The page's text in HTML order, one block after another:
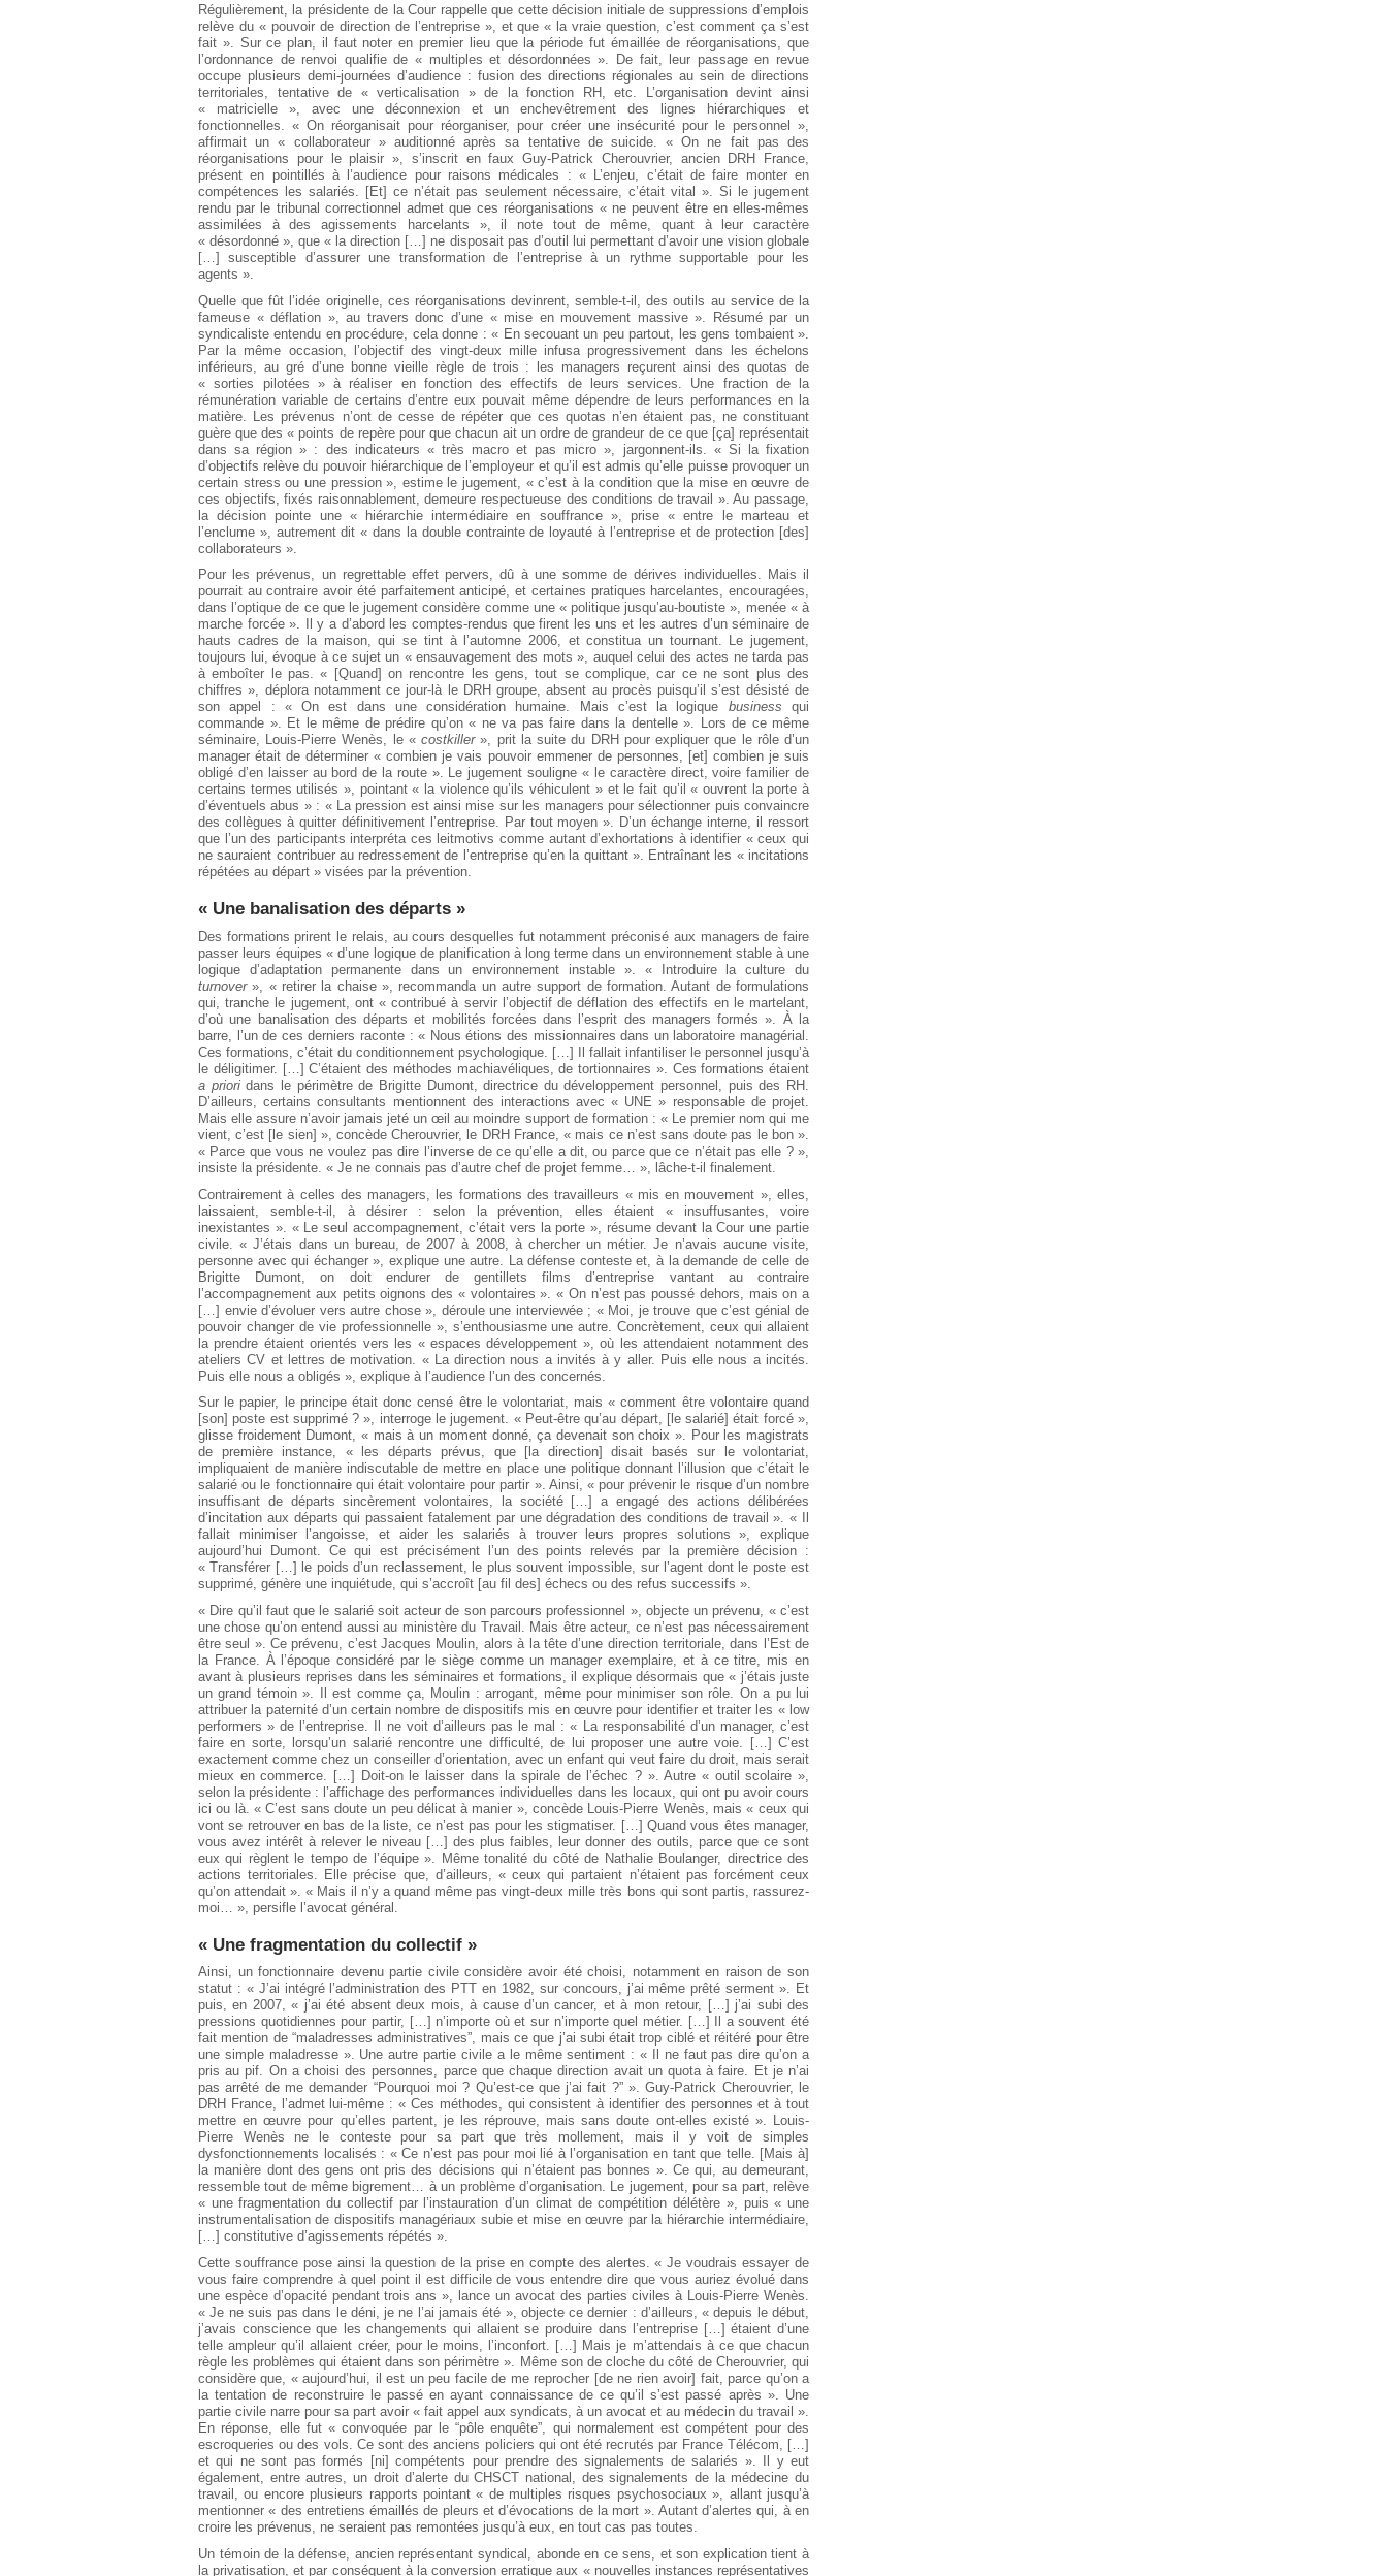
Régulièrement, la présidente de la Cour rappelle que cette décision initiale de suppressions d’emplois
relève du « pouvoir de direction de l’entreprise », et que « la vraie question, c’est comment ça s’est
fait ». Sur ce plan, il faut noter en premier lieu que la période fut émaillée de réorganisations, que
l’ordonnance de renvoi qualifie de « multiples et désordonnées ». De fait, leur passage en revue
occupe plusieurs demi-journées d’audience : fusion des directions régionales au sein de directions
territoriales, tentative de « verticalisation » de la fonction RH, etc. L’organisation devint ainsi
« matricielle », avec une déconnexion et un enchevêtrement des lignes hiérarchiques et
fonctionnelles. « On réorganisait pour réorganiser, pour créer une insécurité pour le personnel »,
affirmait un « collaborateur » auditionné après sa tentative de suicide. « On ne fait pas des
réorganisations pour le plaisir », s’inscrit en faux Guy-Patrick Cherouvrier, ancien DRH France,
présent en pointillés à l’audience pour raisons médicales : « L’enjeu, c’était de faire monter en
compétences les salariés. [Et] ce n’était pas seulement nécessaire, c’était vital ». Si le jugement
rendu par le tribunal correctionnel admet que ces réorganisations « ne peuvent être en elles-mêmes
assimilées à des agissements harcelants », il note tout de même, quant à leur caractère
« désordonné », que « la direction […] ne disposait pas d’outil lui permettant d’avoir une vision globale
[…] susceptible d’assurer une transformation de l’entreprise à un rythme supportable pour les
agents ».
Quelle que fût l’idée originelle, ces réorganisations devinrent, semble-t-il, des outils au service de la
fameuse « déflation », au travers donc d’une « mise en mouvement massive ». Résumé par un
syndicaliste entendu en procédure, cela donne : « En secouant un peu partout, les gens tombaient ».
Par la même occasion, l’objectif des vingt-deux mille infusa progressivement dans les échelons
inférieurs, au gré d’une bonne vieille règle de trois : les managers reçurent ainsi des quotas de
« sorties pilotées » à réaliser en fonction des effectifs de leurs services. Une fraction de la
rémunération variable de certains d’entre eux pouvait même dépendre de leurs performances en la
matière. Les prévenus n’ont de cesse de répéter que ces quotas n’en étaient pas, ne constituant
guère que des « points de repère pour que chacun ait un ordre de grandeur de ce que [ça] représentait
dans sa région » : des indicateurs « très macro et pas micro », jargonnent-ils. « Si la fixation
d’objectifs relève du pouvoir hiérarchique de l’employeur et qu’il est admis qu’elle puisse provoquer un
certain stress ou une pression », estime le jugement, « c’est à la condition que la mise en œuvre de
ces objectifs, fixés raisonnablement, demeure respectueuse des conditions de travail ». Au passage,
la décision pointe une « hiérarchie intermédiaire en souffrance », prise « entre le marteau et
l’enclume », autrement dit « dans la double contrainte de loyauté à l’entreprise et de protection [des]
collaborateurs ».
Pour les prévenus, un regrettable effet pervers, dû à une somme de dérives individuelles. Mais il
pourrait au contraire avoir été parfaitement anticipé, et certaines pratiques harcelantes, encouragées,
dans l’optique de ce que le jugement considère comme une « politique jusqu’au-boutiste », menée « à
marche forcée ». Il y a d’abord les comptes-rendus que firent les uns et les autres d’un séminaire de
hauts cadres de la maison, qui se tint à l’automne 2006, et constitua un tournant. Le jugement,
toujours lui, évoque à ce sujet un « ensauvagement des mots », auquel celui des actes ne tarda pas
à emboîter le pas. « [Quand] on rencontre les gens, tout se complique, car ce ne sont plus des
chiffres », déplora notamment ce jour-là le DRH groupe, absent au procès puisqu’il s’est désisté de
son appel : « On est dans une considération humaine. Mais c’est la logique businessqui
commande ». Et le même de prédire qu’on « ne va pas faire dans la dentelle ». Lors de ce même
séminaire, Louis-Pierre Wenès, le «costkiller», prit la suite du DRH pour expliquer que le rôle d’un
manager était de déterminer « combien je vais pouvoir emmener de personnes, [et] combien je suis
obligé d’en laisser au bord de la route ». Le jugement souligne « le caractère direct, voire familier de
certains termes utilisés », pointant « la violence qu’ils véhiculent » et le fait qu’il « ouvrent la porte à
d’éventuels abus » : « La pression est ainsi mise sur les managers pour sélectionner puis convaincre
des collègues à quitter définitivement l’entreprise. Par tout moyen ». D’un échange interne, il ressort
que l’un des participants interpréta ces leitmotivs comme autant d’exhortations à identifier « ceux qui
ne sauraient contribuer au redressement de l’entreprise qu’en la quittant ». Entraînant les « incitations
répétées au départ » visées par la prévention.
« Une banalisation des départs »
Des formations prirent le relais, au cours desquelles fut notamment préconisé aux managers de faire
passer leurs équipes « d’une logique de planification à long terme dans un environnement stable à une
logique d’adaptation permanente dans un environnement instable ». « Introduire la culture du
turnover», « retirer la chaise », recommanda un autre support de formation. Autant de formulations
qui, tranche le jugement, ont « contribué à servir l’objectif de déflation des effectifs en le martelant,
d’où une banalisation des départs et mobilités forcées dans l’esprit des managers formés ». À la
barre, l’un de ces derniers raconte : « Nous étions des missionnaires dans un laboratoire managérial.
Ces formations, c’était du conditionnement psychologique. […] Il fallait infantiliser le personnel jusqu’à
le déligitimer. […] C’étaient des méthodes machiavéliques, de tortionnaires ». Ces formations étaient
a prioridans le périmètre de Brigitte Dumont, directrice du développement personnel, puis des RH.
D’ailleurs, certains consultants mentionnent des interactions avec « UNE » responsable de projet.
Mais elle assure n’avoir jamais jeté un œil au moindre support de formation : « Le premier nom qui me
vient, c’est [le sien] », concède Cherouvrier, le DRH France, « mais ce n’est sans doute pas le bon ».
« Parce que vous ne voulez pas dire l’inverse de ce qu’elle a dit, ou parce que ce n’était pas elle ? »,
insiste la présidente. « Je ne connais pas d’autre chef de projet femme… », lâche-t-il finalement.
Contrairement à celles des managers, les formations des travailleurs « mis en mouvement », elles,
laissaient, semble-t-il, à désirer : selon la prévention, elles étaient « insuffusantes, voire
inexistantes ». « Le seul accompagnement, c’était vers la porte », résume devant la Cour une partie
civile. « J’étais dans un bureau, de 2007 à 2008, à chercher un métier. Je n’avais aucune visite,
personne avec qui échanger », explique une autre. La défense conteste et, à la demande de celle de
Brigitte Dumont, on doit endurer de gentillets films d’entreprise vantant au contraire
l’accompagnement aux petits oignons des « volontaires ». « On n’est pas poussé dehors, mais on a
[…] envie d’évoluer vers autre chose », déroule une interviewée ; « Moi, je trouve que c’est génial de
pouvoir changer de vie professionnelle », s’enthousiasme une autre. Concrètement, ceux qui allaient
la prendre étaient orientés vers les « espaces développement », où les attendaient notamment des
ateliers CV et lettres de motivation. « La direction nous a invités à y aller. Puis elle nous a incités.
Puis elle nous a obligés », explique à l’audience l’un des concernés.
Sur le papier, le principe était donc censé être le volontariat, mais « comment être volontaire quand
[son] poste est supprimé ? », interroge le jugement. « Peut-être qu’au départ, [le salarié] était forcé »,
glisse froidement Dumont, « mais à un moment donné, ça devenait son choix ». Pour les magistrats
de première instance, « les départs prévus, que [la direction] disait basés sur le volontariat,
impliquaient de manière indiscutable de mettre en place une politique donnant l’illusion que c’était le
salarié ou le fonctionnaire qui était volontaire pour partir ». Ainsi, « pour prévenir le risque d’un nombre
insuffisant de départs sincèrement volontaires, la société […] a engagé des actions délibérées
d’incitation aux départs qui passaient fatalement par une dégradation des conditions de travail ». « Il
fallait minimiser l’angoisse, et aider les salariés à trouver leurs propres solutions », explique
aujourd’hui Dumont. Ce qui est précisément l’un des points relevés par la première décision :
« Transférer […] le poids d’un reclassement, le plus souvent impossible, sur l’agent dont le poste est
supprimé, génère une inquiétude, qui s’accroît [au fil des] échecs ou des refus successifs ».
« Dire qu’il faut que le salarié soit acteur de son parcours professionnel », objecte un prévenu, « c’est
une chose qu’on entend aussi au ministère du Travail. Mais être acteur, ce n’est pas nécessairement
être seul ». Ce prévenu, c’est Jacques Moulin, alors à la tête d’une direction territoriale, dans l’Est de
la France. À l’époque considéré par le siège comme un manager exemplaire, et à ce titre, mis en
avant à plusieurs reprises dans les séminaires et formations, il explique désormais que « j’étais juste
un grand témoin ». Il est comme ça, Moulin : arrogant, même pour minimiser son rôle. On a pu lui
attribuer la paternité d’un certain nombre de dispositifs mis en œuvre pour identifier et traiter les « low
performers » de l’entreprise. Il ne voit d’ailleurs pas le mal : « La responsabilité d’un manager, c’est
faire en sorte, lorsqu’un salarié rencontre une difficulté, de lui proposer une autre voie. […] C’est
exactement comme chez un conseiller d’orientation, avec un enfant qui veut faire du droit, mais serait
mieux en commerce. […] Doit-on le laisser dans la spirale de l’échec ? ». Autre « outil scolaire »,
selon la présidente : l’affichage des performances individuelles dans les locaux, qui ont pu avoir cours
ici ou là. « C’est sans doute un peu délicat à manier », concède Louis-Pierre Wenès, mais « ceux qui
vont se retrouver en bas de la liste, ce n’est pas pour les stigmatiser. […] Quand vous êtes manager,
vous avez intérêt à relever le niveau […] des plus faibles, leur donner des outils, parce que ce sont
eux qui règlent le tempo de l’équipe ». Même tonalité du côté de Nathalie Boulanger, directrice des
actions territoriales. Elle précise que, d’ailleurs, « ceux qui partaient n’étaient pas forcément ceux
qu’on attendait ». « Mais il n’y a quand même pas vingt-deux mille très bons qui sont partis, rassurez-
moi… », persifle l’avocat général.
« Une fragmentation du collectif »
Ainsi, un fonctionnaire devenu partie civile considère avoir été choisi, notamment en raison de son
statut : « J’ai intégré l’administration des PTT en 1982, sur concours, j’ai même prêté serment ». Et
puis, en 2007, « j’ai été absent deux mois, à cause d’un cancer, et à mon retour, […] j’ai subi des
pressions quotidiennes pour partir, […] n’importe où et sur n’importe quel métier. […] Il a souvent été
fait mention de “maladresses administratives”, mais ce que j’ai subi était trop ciblé et réitéré pour être
une simple maladresse ». Une autre partie civile a le même sentiment : « Il ne faut pas dire qu’on a
pris au pif. On a choisi des personnes, parce que chaque direction avait un quota à faire. Et je n’ai
pas arrêté de me demander “Pourquoi moi ? Qu’est-ce que j’ai fait ?” ». Guy-Patrick Cherouvrier, le
DRH France, l’admet lui-même : « Ces méthodes, qui consistent à identifier des personnes et à tout
mettre en œuvre pour qu’elles partent, je les réprouve, mais sans doute ont-elles existé ». Louis-
Pierre Wenès ne le conteste pour sa part que très mollement, mais il y voit de simples
dysfonctionnements localisés : « Ce n’est pas pour moi lié à l’organisation en tant que telle. [Mais à]
la manière dont des gens ont pris des décisions qui n’étaient pas bonnes ». Ce qui, au demeurant,
ressemble tout de même bigrement… à un problème d’organisation. Le jugement, pour sa part, relève
« une fragmentation du collectif par l’instauration d’un climat de compétition délétère », puis « une
instrumentalisation de dispositifs managériaux subie et mise en œuvre par la hiérarchie intermédiaire,
[…] constitutive d’agissements répétés ».
Cette souffrance pose ainsi la question de la prise en compte des alertes. « Je voudrais essayer de
vous faire comprendre à quel point il est difficile de vous entendre dire que vous auriez évolué dans
une espèce d’opacité pendant trois ans », lance un avocat des parties civiles à Louis-Pierre Wenès.
« Je ne suis pas dans le déni, je ne l’ai jamais été », objecte ce dernier : d’ailleurs, « depuis le début,
j’avais conscience que les changements qui allaient se produire dans l’entreprise […] étaient d’une
telle ampleur qu’il allaient créer, pour le moins, l’inconfort. […] Mais je m’attendais à ce que chacun
règle les problèmes qui étaient dans son périmètre ». Même son de cloche du côté de Cherouvrier, qui
considère que, « aujourd’hui, il est un peu facile de me reprocher [de ne rien avoir] fait, parce qu’on a
la tentation de reconstruire le passé en ayant connaissance de ce qu’il s’est passé après ». Une
partie civile narre pour sa part avoir « fait appel aux syndicats, à un avocat et au médecin du travail ».
En réponse, elle fut « convoquée par le “pôle enquête”, qui normalement est compétent pour des
escroqueries ou des vols. Ce sont des anciens policiers qui ont été recrutés par France Télécom, […]
et qui ne sont pas formés [ni] compétents pour prendre des signalements de salariés ». Il y eut
également, entre autres, un droit d’alerte du CHSCT national, des signalements de la médecine du
travail, ou encore plusieurs rapports pointant « de multiples risques psychosociaux », allant jusqu’à
mentionner « des entretiens émaillés de pleurs et d’évocations de la mort ». Autant d’alertes qui, à en
croire les prévenus, ne seraient pas remontées jusqu’à eux, en tout cas pas toutes.
Un témoin de la défense, ancien représentant syndical, abonde en ce sens, et son explication tient à
la privatisation, et par conséquent à la conversion erratique aux « nouvelles instances représentatives